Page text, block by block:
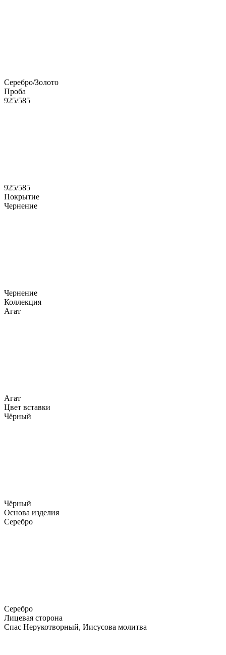
Серебро/Золото
Проба
925/585
925/585
Покрытие
Чернение
Чернение
Коллекция
Агат
Агат
Цвет вставки
Чёрный
Чёрный
Основа изделия
Серебро
Серебро
Лицевая сторона
Спас Нерукотворный, Иисусова молитва